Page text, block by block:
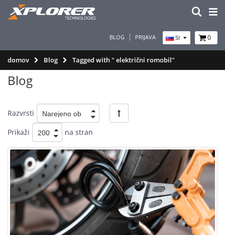
BLOG PRIJAVA SI 0
domov Blog Tagged with " električni romobil"
Blog
Razvrsti
Prikaži
na stran